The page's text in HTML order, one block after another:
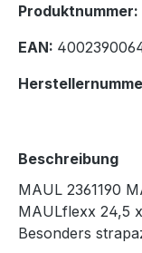
Produktnummer:
EAN:
Beschreibung
MAUL 2361190
MAULflexx 24,5
Besonders